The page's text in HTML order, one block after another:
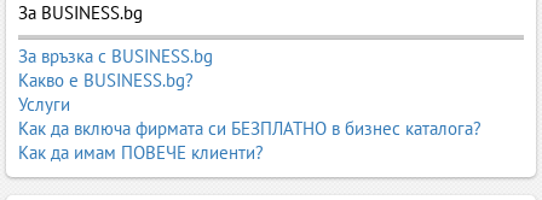
За BUSINESS.bg
За връзка с BUSINESS.bg
Какво е BUSINESS.bg?
Услуги
Как да включа фирмата си БЕЗПЛАТНО в бизнес каталога?
Как да имам ПОВЕЧЕ клиенти?